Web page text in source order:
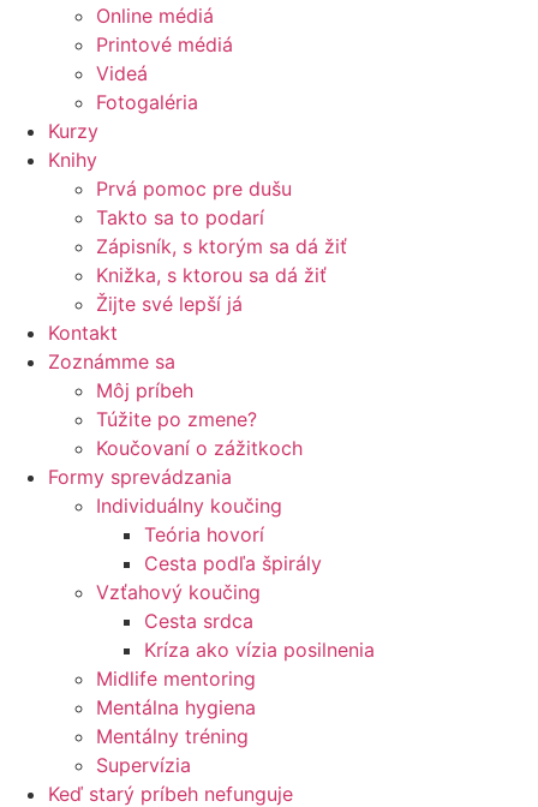
Online médiá
Printové médiá
Videá
Fotogaléria
Kurzy
Knihy
Prvá pomoc pre dušu
Takto sa to podarí
Zápisník, s ktorým sa dá žiť
Knižka, s ktorou sa dá žiť
Žijte své lepší já
Kontakt
Zoznámme sa
Môj príbeh
Túžite po zmene?
Koučovaní o zážitkoch
Formy sprevádzania
Individuálny koučing
Teória hovorí
Cesta podľa špirály
Vzťahový koučing
Cesta srdca
Kríza ako vízia posilnenia
Midlife mentoring
Mentálna hygiena
Mentálny tréning
Supervízia
Keď starý príbeh nefunguje